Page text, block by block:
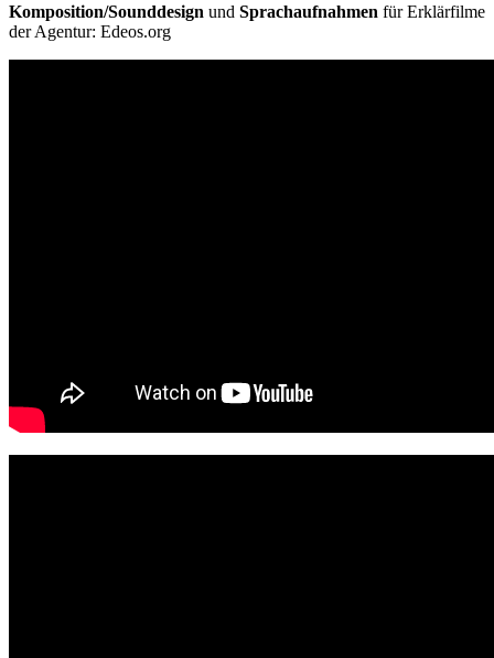
Komposition/Sounddesign und Sprachaufnahmen für Erklärfilme
der Agentur: Edeos.org